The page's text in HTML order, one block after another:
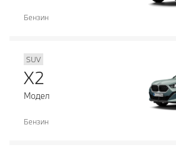
Бензин
SUV
X2
Модел
Бензин